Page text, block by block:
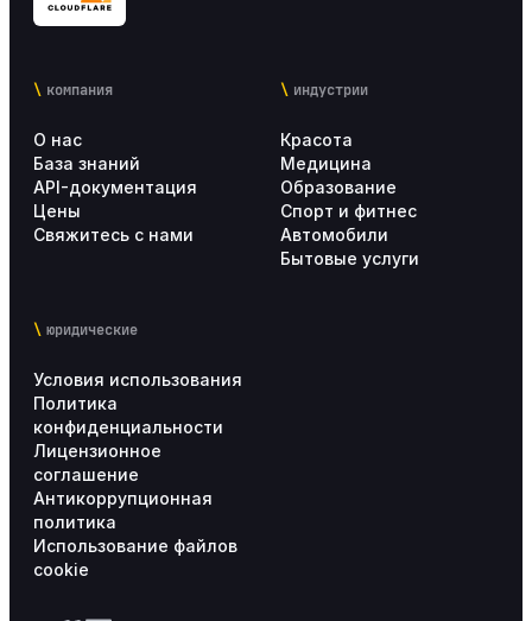
компания
О нас
База знаний
API-документация
Цены
Свяжитесь с нами
индустрии
Красота
Медицина
Образование
Спорт и фитнес
Автомобили
Бытовые услуги
юридические
Условия использования
Политика
конфиденциальности
Лицензионное
соглашение
Антикоррупционная
политика
Использование файлов
cookie